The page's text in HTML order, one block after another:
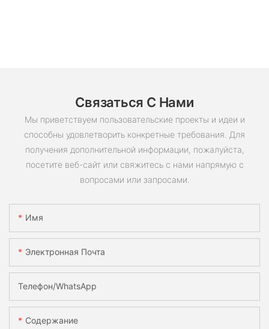
Связаться С Нами
Мы приветствуем пользовательские проекты и идеи и
способны удовлетворить конкретные требования. Для
получения дополнительной информации, пожалуйста,
посетите веб-сайт или свяжитесь с нами напрямую с
вопросами или запросами.
Имя
Электронная Почта
Телефон/WhatsApp
Содержание